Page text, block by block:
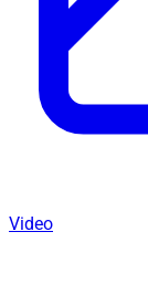
Video